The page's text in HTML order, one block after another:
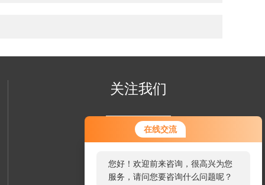
在线交流
您好！欢迎前来咨询，很高兴为您
服务，请问您要咨询什么问题呢？
关注我们